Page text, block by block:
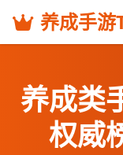
养成手游
养成类
权威